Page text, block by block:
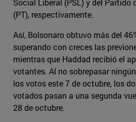
Social Liberal (PSL) y del Partido
(PT), respectivamente.
Así, Bolsonaro obtuvo más del
superando con creces las
mientras que Haddad recibió el
votantes. Al no sobrepasar
los votos este 7 de octubre, los
votados pasan a una segunda
28 de octubre.